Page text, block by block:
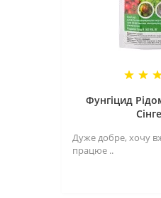
Фунгіцид
Дуже добре, хочу
працюе ..